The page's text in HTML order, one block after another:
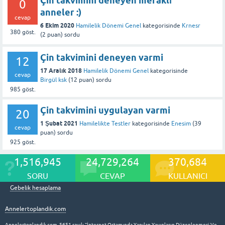
0
cevap
380göst.
anneler :)
6 Ekim 2020 Hamilelik Dönemi Genel kategorisinde Krnesr
(2 puan) sordu
12
cevap
985 göst.
Çin takvimini deneyen varmi
17 Aralık 2018 Hamilelik Dönemi Genel kategorisinde
Birgül ksk (12 puan) sordu
20
cevap
925 göst.
Çin takvimini uygulayan varmi
1 Şubat 2021 Hamilelikte Testler kategorisinde Enesim (39
puan) sordu
1,516,945
SORU
24,729,264
CEVAP
370,684
KULLANICI
Gebelik hesaplama
Annelertoplandik.com